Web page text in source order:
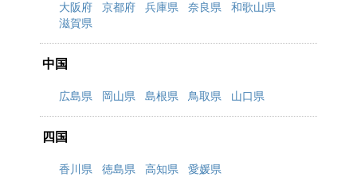
大阪府 京都府 兵庫県 奈良県
和歌山県
滋賀県
中国
広島県 岡山県 島根県 鳥取県 山口県
四国
香川県 徳島県 高知県 愛媛県